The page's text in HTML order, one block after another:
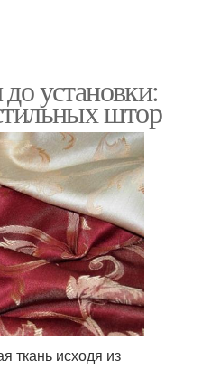
установки:
штор
ткань исходя из